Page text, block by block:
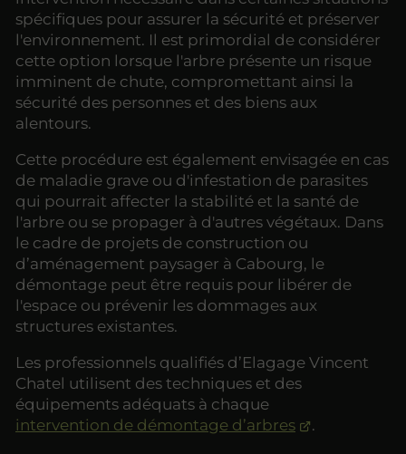
spécifiques pour assurer la sécurité et préserver
l'environnement. Il est primordial de considérer
cette option lorsque l'arbre présente un risque
imminent de chute, compromettant ainsi la
sécurité des personnes et des biens aux
alentours.
Cette procédure est également envisagée en cas
de maladie grave ou d'infestation de parasites
qui pourrait affecter la stabilité et la santé de
l'arbre ou se propager à d'autres végétaux. Dans
le cadre de projets de construction ou
d’aménagement paysager à Cabourg, le
démontage peut être requis pour libérer de
l'espace ou prévenir les dommages aux
structures existantes.
Les professionnels qualifiés d’Elagage Vincent
Chatel utilisent des techniques et des
équipements adéquats à chaque
intervention de démontage d’arbres
.